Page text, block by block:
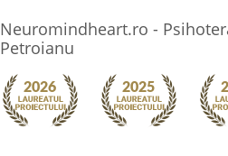
Neuromindheart.ro -
Petroianu